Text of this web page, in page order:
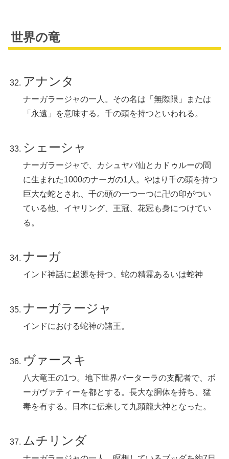
世界の竜
アナンタ
ナーガラージャの一人。その名は「無際限」または
「永遠」を意味する。千の頭を持つといわれる。
シェーシャ
ナーガラージャで、カシュヤパ仙とカドゥルーの間
に生まれた1000のナーガの1人。やはり千の頭を持つ
巨大な蛇とされ、千の頭の一つ一つに卍の印がつい
ている他、イヤリング、王冠、花冠も身につけてい
る。
ナーガ
インド神話に起源を持つ、蛇の精霊あるいは蛇神
ナーガラージャ
インドにおける蛇神の諸王。
ヴァースキ
八大竜王の1つ。地下世界パーターラの支配者で、ボ
ーガヴァティーを都とする。長大な胴体を持ち、猛
毒を有する。日本に伝来して九頭龍大神となった。
ムチリンダ